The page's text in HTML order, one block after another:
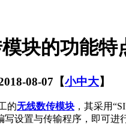
块的功能特
08-07 【小中大】
的无线数传模块 ，其采用
设置与传输程序，即可进